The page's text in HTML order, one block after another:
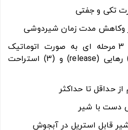
تکی و جفتی
وکاهش مدت زمان شیردوشی
دارای ریتم مکش 3 مرحله ای به صورت اتوماتیک
شامل (1) مکش، (2) رهایی (release) و (3) استراحت
دست با شیر
قابل استریل در آبجوش